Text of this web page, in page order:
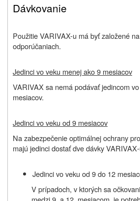
Dávkovanie
Použitie VARIVAX-u má byť založené
odporúčaniach.
Jedinci vo veku menej ako 9 mesiacov
VARIVAX sa nemá podávať jedincom
mesiacov.
Jedinci vo veku od 9 mesiacov
Na zabezpečenie optimálnej ochrany
majú jedinci dostať dve dávky
Jedinci vo veku od 9 do 12
V prípadoch, v ktorých sa